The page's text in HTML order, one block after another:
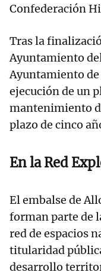
Confederación
Tras la
Ayuntamiento
Ayuntamiento
ejecución de un
mantenimiento
plazo de cinco
En la Red
El embalse de
forman parte de
red de espacios
titularidad
desarrollo